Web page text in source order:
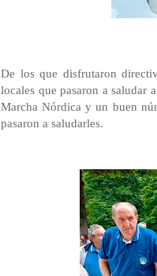
De los que disfrutaron
locales que pasaron a saludar
Marcha Nórdica y un buen
pasaron a saludarles.